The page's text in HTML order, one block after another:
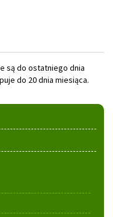
są do ostatniego dnia
do 20 dnia miesiąca.